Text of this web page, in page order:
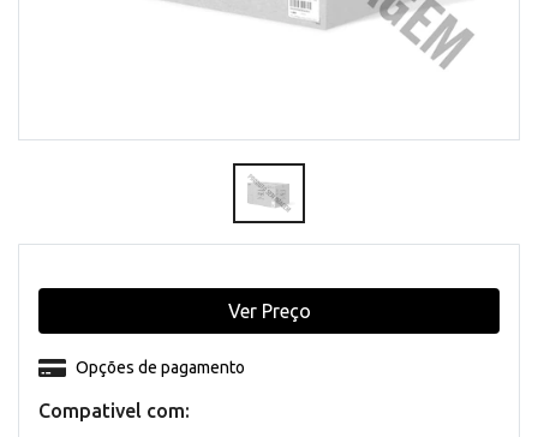
Compativel com:
Opções de pagamento
Ver Preço